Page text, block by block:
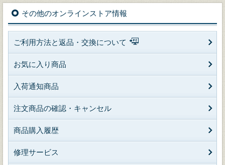
その他のオンラインストア情報
ご利用方法と返品・交換について
お気に入り商品
入荷通知商品
注文商品の確認・キャンセル
商品購入履歴
修理サービス